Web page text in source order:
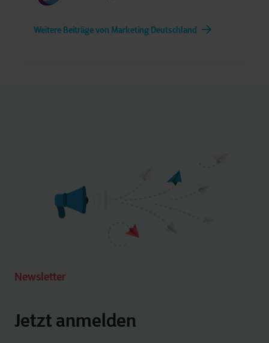
Weitere Beiträge von Marketing Deutschland
Newsletter
Jetzt anmelden